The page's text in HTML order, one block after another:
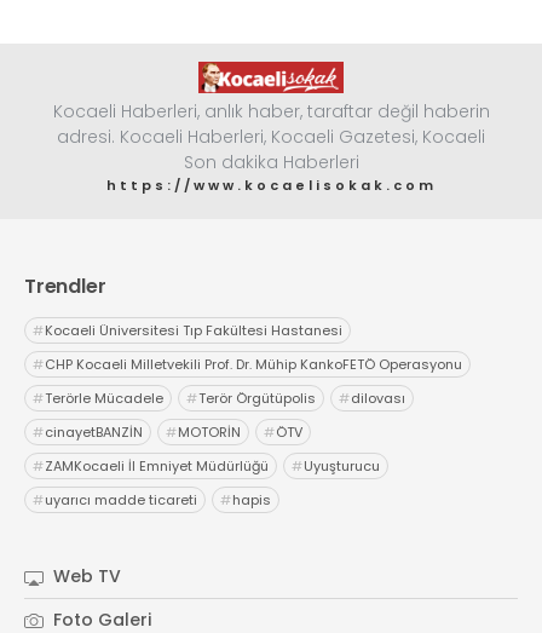
Kocaeli Haberleri, anlık haber, taraftar değil haberin
adresi. Kocaeli Haberleri, Kocaeli Gazetesi, Kocaeli
Son dakika Haberleri
https://www.kocaelisokak.com
Trendler
#Kocaeli Üniversitesi Tıp Fakültesi Hastanesi
#CHP Kocaeli Milletvekili Prof. Dr. Mühip KankoFETÖ Operasyonu
#Terörle Mücadele #Terör Örgütüpolis #dilovası
#cinayetBANZİN #MOTORİN #ÖTV
#ZAMKocaeli İl Emniyet Müdürlüğü #Uyuşturucu
#uyarıcı madde ticareti #hapis
Web TV
Foto Galeri